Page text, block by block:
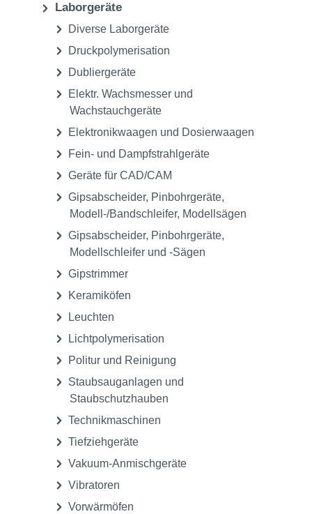
Laborgeräte
Diverse Laborgeräte
Druckpolymerisation
Dubliergeräte
Elektr. Wachsmesser und
Wachstauchgeräte
Elektronikwaagen und Dosierwaagen
Fein- und Dampfstrahlgeräte
Geräte für CAD/CAM
Gipsabscheider, Pinbohrgeräte,
Modell-/Bandschleifer, Modellsägen
Gipsabscheider, Pinbohrgeräte,
Modellschleifer und -Sägen
Gipstrimmer
Keramiköfen
Leuchten
Lichtpolymerisation
Politur und Reinigung
Staubsauganlagen und
Staubschutzhauben
Technikmaschinen
Tiefziehgeräte
Vakuum-Anmischgeräte
Vibratoren
Vorwärmöfen